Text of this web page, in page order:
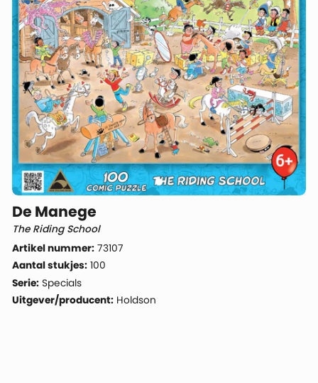
De Manege
The Riding School
Artikel nummer: 73107
Aantal stukjes: 100
Serie: Specials
Uitgever/producent: Holdson